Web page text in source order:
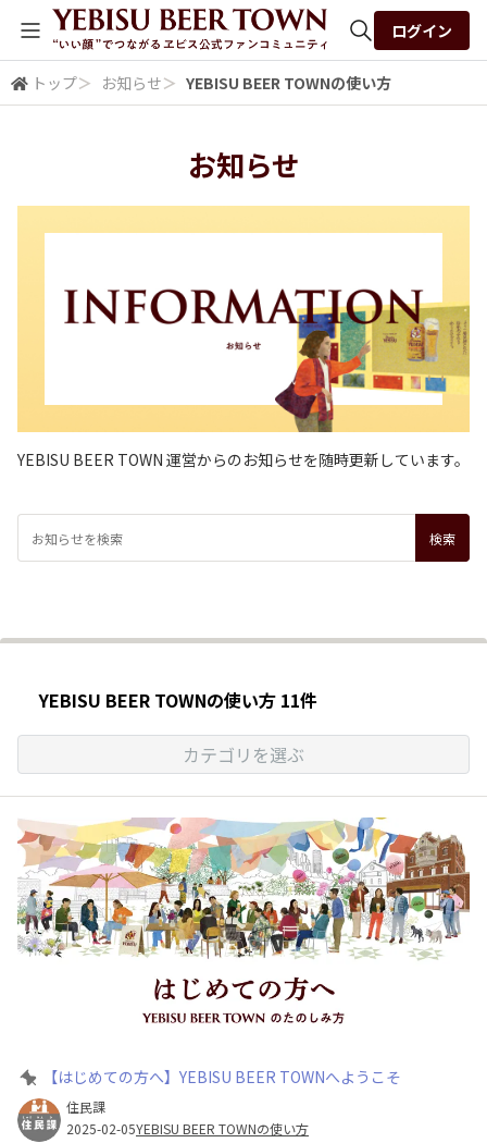
全体検索
ログイン
トップ＞ お知らせ＞ YEBISU BEER TOWNの使い方
お知らせ
YEBISU BEER TOWN 運営からのお知らせを随時更新しています。
YEBISU BEER TOWNの使い方 11件
カテゴリを選ぶ
【はじめての方へ】YEBISU BEER TOWNへようこそ
住民課
2025-02-05YEBISU BEER TOWNの使い方